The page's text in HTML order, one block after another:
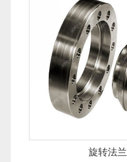
旋转法兰